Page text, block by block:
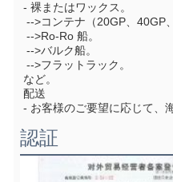
- 裸またはワックス。
-->コンテナ（20GP、40GP
-->Ro-Ro 船。
-->バルク船。
-->フラットラック。
など。
配送
- お客様のご要望に応じて、
認証